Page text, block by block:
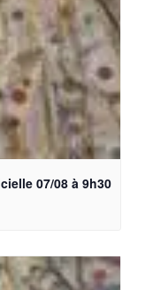
07/08 à 9h30